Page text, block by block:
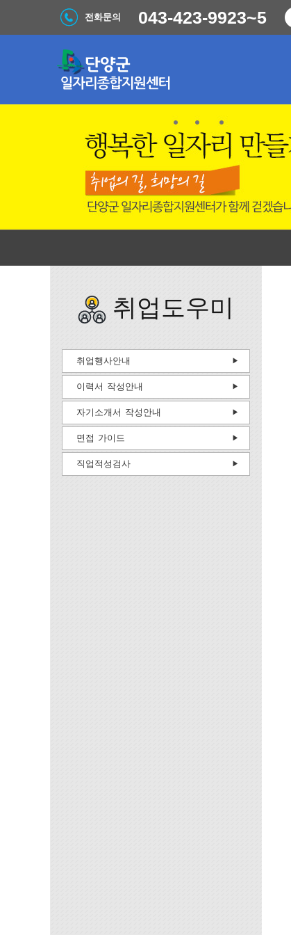
전화문의 043-423-9923~5
취업도우미
취업행사안내
이력서 작성안내
자기소개서 작성안내
면접 가이드
직업적성검사